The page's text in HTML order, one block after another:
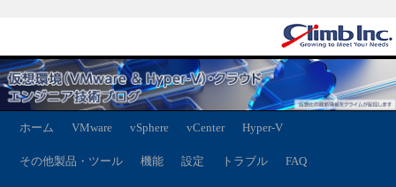
ホーム VMware vSphere vCenter Hyper-V
その他製品・ツール 機能 設定 トラブル FAQ